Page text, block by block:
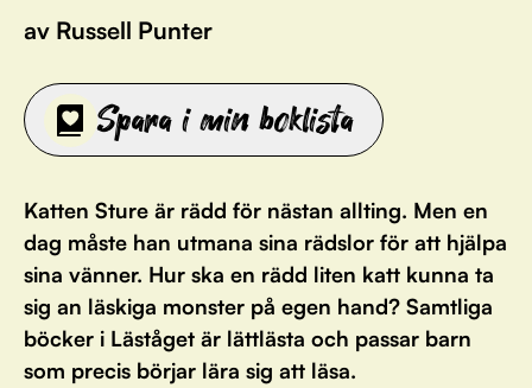
av Russell Punter
Spara i min boklista
Katten Sture är rädd för nästan allting. Men en
dag måste han utmana sina rädslor för att hjälpa
sina vänner. Hur ska en rädd liten katt kunna ta
sig an läskiga monster på egen hand? Samtliga
böcker i Läståget är lättlästa och passar barn
som precis börjar lära sig att läsa.